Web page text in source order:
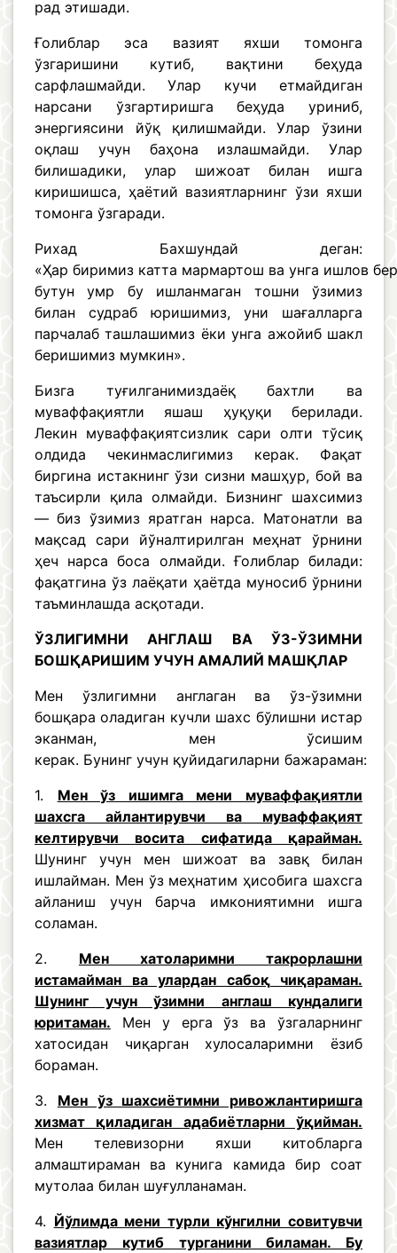
рад этишади.
Ғолиблар эса вазият яхши томонга
ўзгаришини кутиб, вақтини беҳуда
сарфлашмайди. Улар кучи етмайдиган
нарсани ўзгартиришга беҳуда уриниб,
энергиясини йўқ қилишмайди. Улар ўзини
оқлаш учун баҳона излашмайди. Улар
билишадики, улар шижоат билан ишга
киришишса, ҳаётий вазиятларнинг ўзи яхши
томонга ўзгаради.
Рихад Бахшундай деган:
«Ҳар биримиз катта мармартош ва унга ишлов
бутун умр бу ишланмаган тошни ўзимиз
билан судраб юришимиз, уни шағалларга
парчалаб ташлашимиз ёки унга ажойиб шакл
беришимиз мумкин».
Бизга туғилганимиздаёқ бахтли ва
муваффақиятли яшаш ҳуқуқи берилади.
Лекин муваффақиятсизлик сари олти тўсиқ
олдида чекинмаслигимиз керак. Фақат
биргина истакнинг ўзи сизни машҳур, бой ва
таъсирли қила олмайди. Бизнинг шахсимиз
— биз ўзимиз яратган нарса. Матонатли ва
мақсад сари йўналтирилган меҳнат ўрнини
ҳеч нарса боса олмайди. Ғолиблар билади:
фақатгина ўз лаёқати ҳаётда муносиб ўрнини
таъминлашда асқотади.
ЎЗЛИГИМНИ АНГЛАШ ВА ЎЗ-ЎЗИМНИ
БОШҚАРИШИМ УЧУН АМАЛИЙ МАШҚЛАР
Мен ўзлигимни англаган ва ўз-ўзимни
бошқара оладиган кучли шахс бўлишни истар
эканман, мен ўсишим
керак. Бунинг учун қуйидагиларни бажараман:
1. Мен ўз ишимга мени муваффақиятли
шахсга айлантирувчи ва муваффақият
келтирувчи восита сифатида қарайман.
Шунинг учун мен шижоат ва завқ билан
ишлайман. Мен ўз меҳнатим ҳисобига шахсга
айланиш учун барча имкониятимни ишга
соламан.
2. Мен хатоларимни такрорлашни
истамайман ва улардан сабоқ чиқараман.
Шунинг учун ўзимни англаш кундалиги
юритаман. Мен у ерга ўз ва ўзгаларнинг
хатосидан чиқарган хулосаларимни ёзиб
бораман.
3. Мен ўз шахсиётимни ривожлантиришга
хизмат қиладиган адабиётларни ўқийман.
Мен телевизорни яхши китобларга
алмаштираман ва кунига камида бир соат
мутолаа билан шуғулланаман.
4. Йўлимда мени турли кўнгилни совитувчи
вазиятлар кутиб турганини биламан. Бу